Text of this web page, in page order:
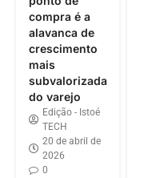
compra é a
alavanca de
crescimento
mais
subvalorizada
do varejo
Edição - Istoé
TECH
20 de abril de
2026
0